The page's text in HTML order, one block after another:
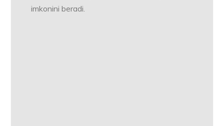
imkonini beradi.